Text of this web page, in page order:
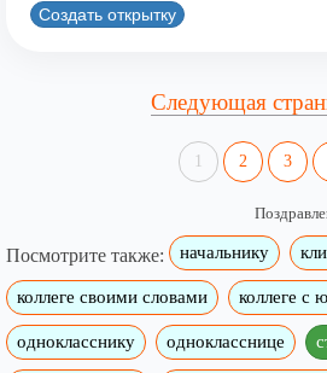
Создать открытку
Следующая
1 2 3
Посмотрите также: начальнику
коллеге своими словами коллеге с
однокласснику однокласснице